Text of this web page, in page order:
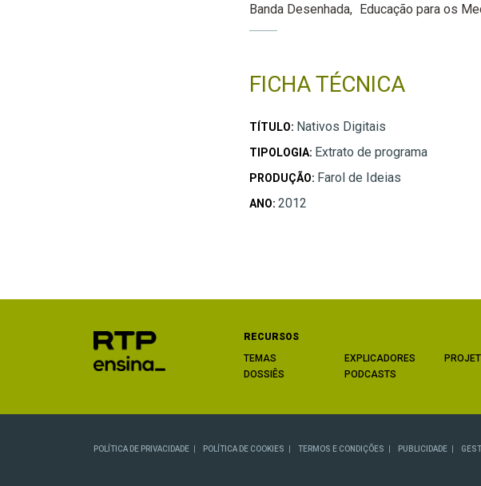
Banda Desenhada Educação para os
FICHA TÉCNICA
TÍTULO: Nativos Digitais
TIPOLOGIA: Extrato de programa
PRODUÇÃO: Farol de Ideias
ANO: 2012
RECURSOS
TEMAS
DOSSIÊS
EXPLICADORES
PODCASTS
POLÍTICA DE PRIVACIDADE POLÍTICA DE COOKIES TERMOS E CONDIÇÕES PUBLICIDADE